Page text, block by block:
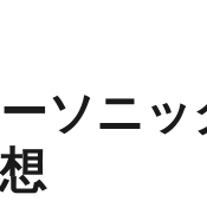
ソニ